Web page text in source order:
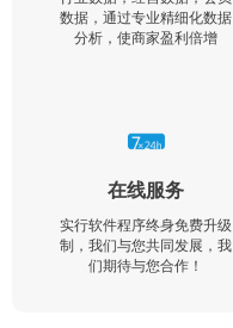
数据，通过专业精细化数据
分析，使商家盈利倍增
在线服务
实行软件程序终身免费升级
制，我们与您共同发展，我
们期待与您合作！